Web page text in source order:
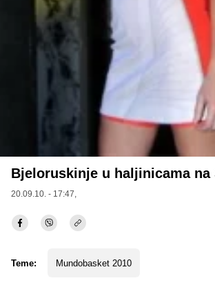
Bjeloruskinje u haljinicama na
20.09.10. - 17:47,
Teme: Mundobasket 2010